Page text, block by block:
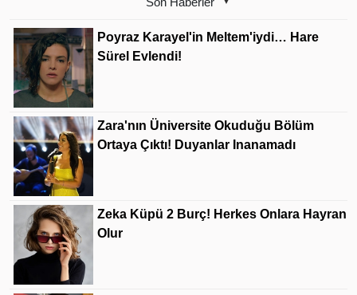
Poyraz Karayel'in Meltem'iydi… Hare
Sürel Evlendi!
Zara'nın Üniversite Okuduğu Bölüm
Ortaya Çıktı! Duyanlar Inanamadı
Zeka Küpü 2 Burç! Herkes Onlara Hayran
Olur